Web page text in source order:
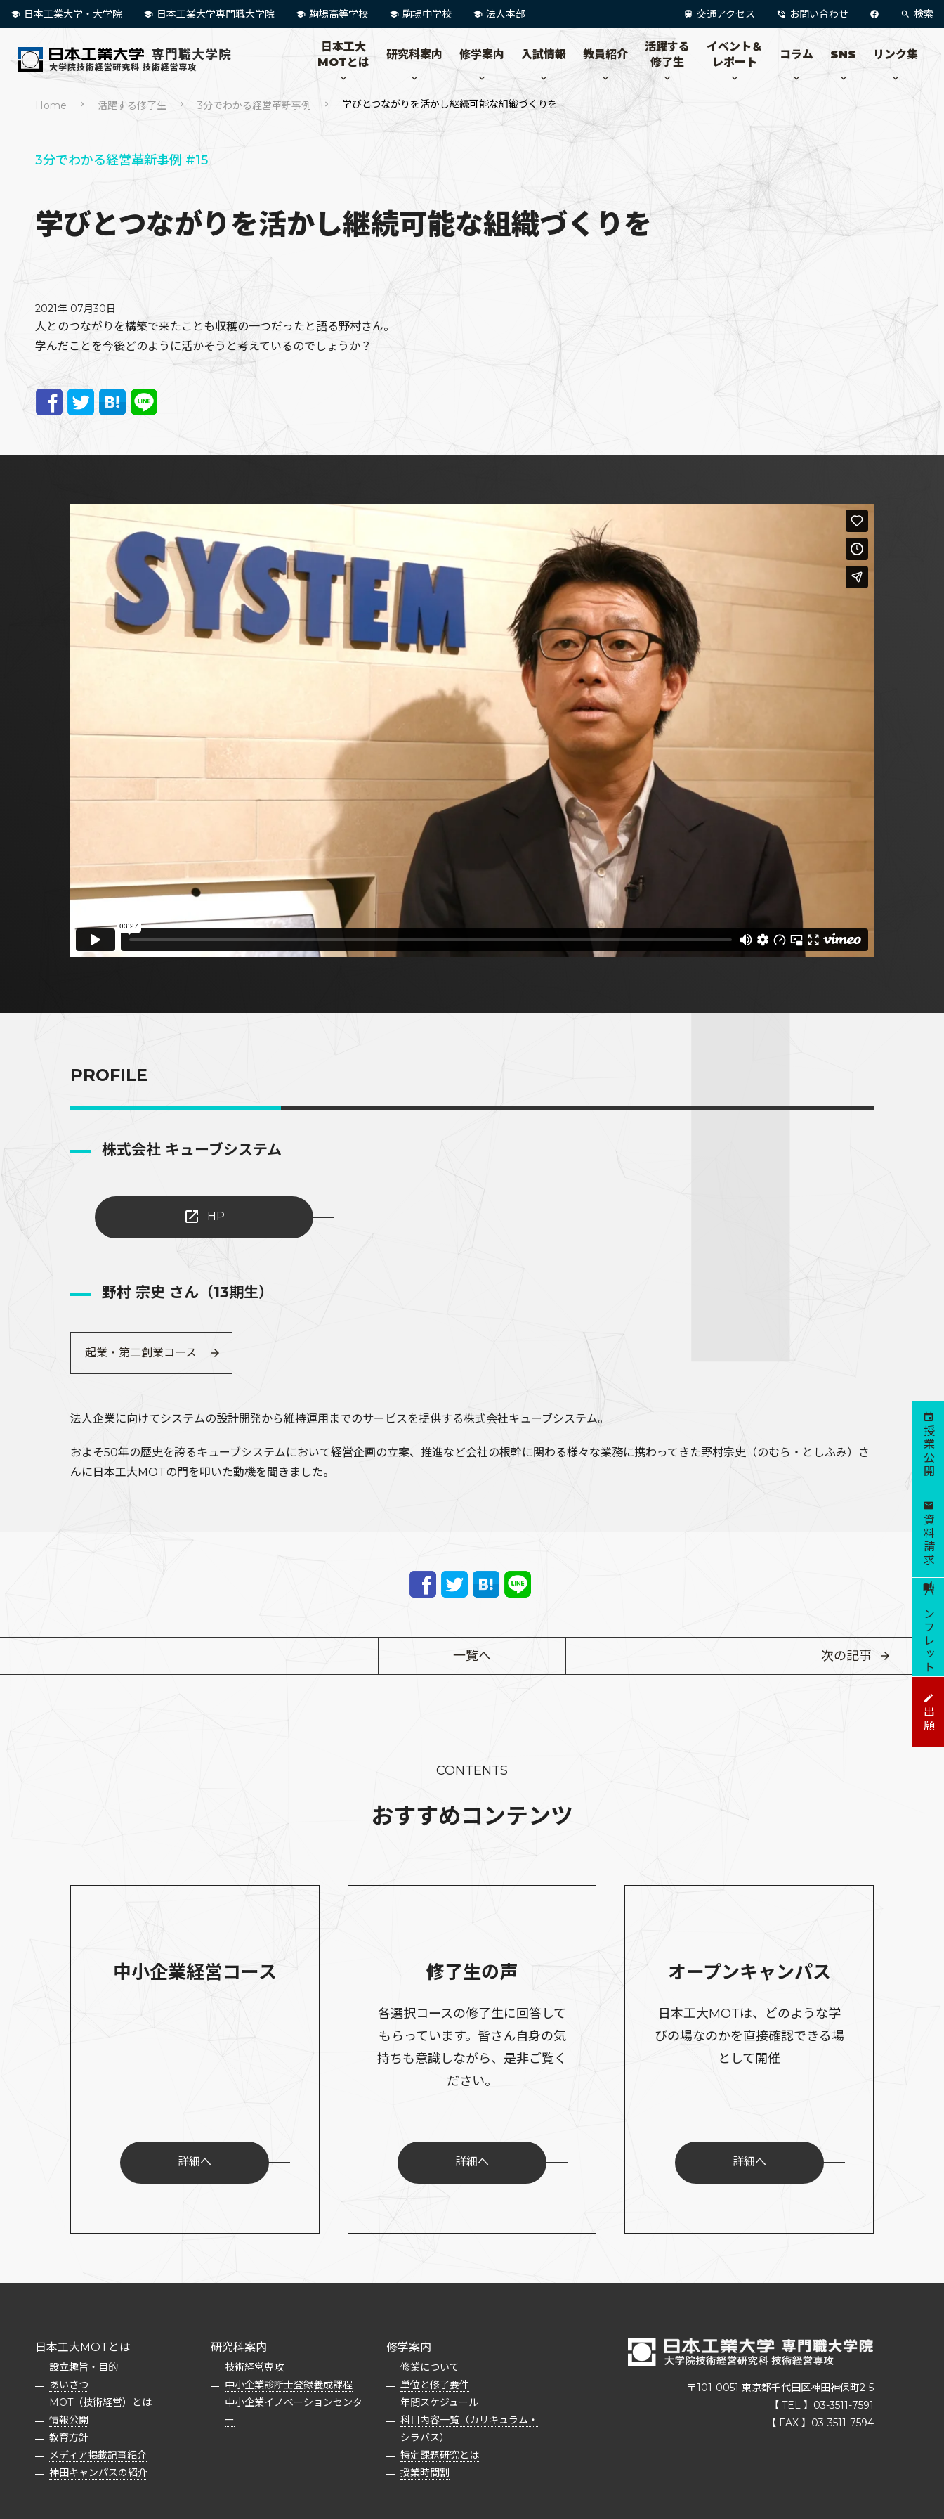
日本工業大学・大学院 日本工業大学専門職大学院 駒場高等学校 駒場中学校 法人本部 交通アクセス お問い合わせ 検索
日本工大
MOTとは
研究科案内 修学案内 入試情報 教員紹介
活躍する
修了生
イベント＆
レポート
コラム SNS リンク集
Home 活躍する修了生 3分でわかる経営革新事例 学びとつながりを活かし継続可能な組織づくりを
3分でわかる経営革新事例 #15
学びとつながりを活かし継続可能な組織づくりを
2021年 07月30日
人とのつながりを構築で来たことも収穫の一つだったと語る野村さん。
学んだことを今後どのように活かそうと考えているのでしょうか？
PROFILE
株式会社 キューブシステム
HP
野村 宗史 さん（13期生）
起業・第二創業コース
法人企業に向けてシステムの設計開発から維持運用までのサービスを提供する株式会社キューブシステム。
およそ50年の歴史を誇るキューブシステムにおいて経営企画の立案、推進など会社の根幹に関わる様々な業務に携わってきた野村宗史（のむら・としふみ）さ
んに日本工大MOTの門を叩いた動機を聞きました。
一覧へ 次の記事
CONTENTS
おすすめコンテンツ
中小企業経営コース
詳細へ
修了生の声
各選択コースの修了生に回答して
もらっています。皆さん自身の気
持ちも意識しながら、是非ご覧く
ださい。
詳細へ
オープンキャンパス
日本工大MOTは、どのような学
びの場なのかを直接確認できる場
として開催
詳細へ
日本工大MOTとは
設立趣旨・目的
あいさつ
MOT（技術経営）とは
情報公開
教育方針
メディア掲載記事紹介
神田キャンパスの紹介
研究科案内
技術経営専攻
中小企業診断士登録養成課程
中小企業イノベーションセンタ
ー
修学案内
修業について
単位と修了要件
年間スケジュール
科目内容一覧（カリキュラム・
シラバス）
特定課題研究とは
授業時間割
〒101-0051 東京都千代田区神田神保町2-5
【 TEL 】03-3511-7591
【 FAX 】03-3511-7594
授業公開
資料請求
パンフレット
出願